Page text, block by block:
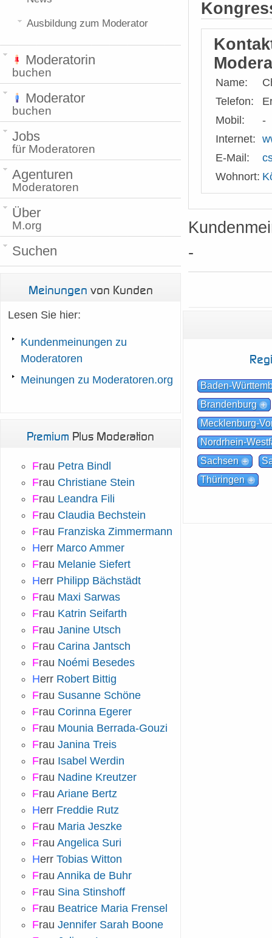
Name:
Telefon:
Mobil:
-
Internet:
E-Mail:
Wohnort:
-
Baden-
Brandenburg
Mecklenburg-
Nordrhein-
Sachsen
Thüringen
Ausbildung zum Moderator
Moderatorin
buchen
Moderator
buchen
Jobs
für Moderatoren
Agenturen
Moderatoren
Über
M.org
Suchen
Meinungen von Kunden
Lesen Sie hier:
Kundenmeinungen zu
Moderatoren
Meinungen zu Moderatoren.org
Premium Plus Moderation
Frau Petra Bindl
Frau Christiane Stein
Frau Leandra Fili
Frau Claudia Bechstein
Frau Franziska Zimmermann
Herr Marco Ammer
Frau Melanie Siefert
Herr Philipp Bächstädt
Frau Maxi Sarwas
Frau Katrin Seifarth
Frau Janine Utsch
Frau Carina Jantsch
Frau Noémi Besedes
Herr Robert Bittig
Frau Susanne Schöne
Frau Corinna Egerer
Frau Mounia Berrada-Gouzi
Frau Janina Treis
Frau Isabel Werdin
Frau Nadine Kreutzer
Frau Ariane Bertz
Herr Freddie Rutz
Frau Maria Jeszke
Frau Angelica Suri
Herr Tobias Witton
Frau Annika de Buhr
Frau Sina Stinshoff
Frau Beatrice Maria Frensel
Frau Jennifer Sarah Boone